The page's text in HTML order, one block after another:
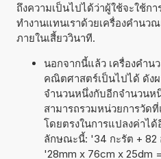
ถึงความเป็นไปได้ว่าผู้ใช้จะใช้
ทำงานแทนเราด้วยเครื่องคำนว
ภายในเสี้ยววินาที.
นอกจากนี้แล้ว เครื่องคำน
คณิตศาสตร์เป็นไปได้ ดัง
จำนวนหนึ่งกับอีกจำนวนห
สามารถรวมหน่วยการวัด
โดยตรงในการแปลงค่าไ
ลักษณะนี้: '34 กะรัต + 82
'28mm x 76cm x 25dm